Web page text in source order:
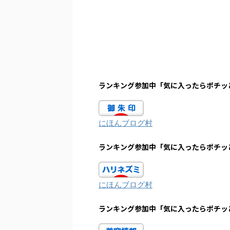
ランキング参加中「気に入ったらポチッ
にほんブログ村
ランキング参加中「気に入ったらポチッ
にほんブログ村
ランキング参加中「気に入ったらポチッ